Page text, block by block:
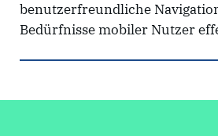
benutzerfreundliche
Bedürfnisse mobiler Nutzer